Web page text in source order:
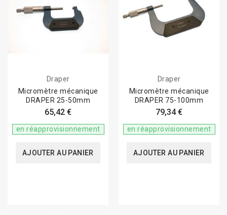
Draper
Micromètre mécanique
DRAPER 25-50mm
65,42 €
en réapprovisionnement
AJOUTER AU PANIER
Draper
Micromètre mécanique
DRAPER 75-100mm
79,34 €
en réapprovisionnement
AJOUTER AU PANIER